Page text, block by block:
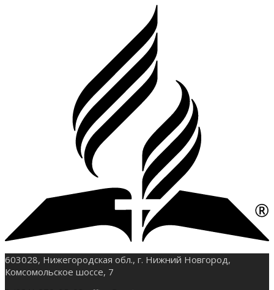
603028, Нижегородская обл., г. Нижний Новгород,
Комсомольское шоссе, 7